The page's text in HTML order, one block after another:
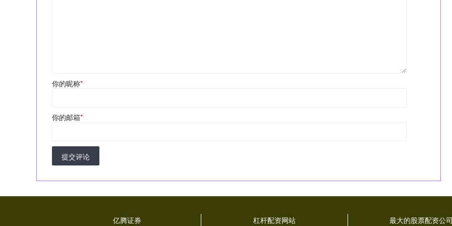
你的昵称*
你的邮箱*
提交评论
亿腾证券 杠杆配资网站 最大的股票配资公司